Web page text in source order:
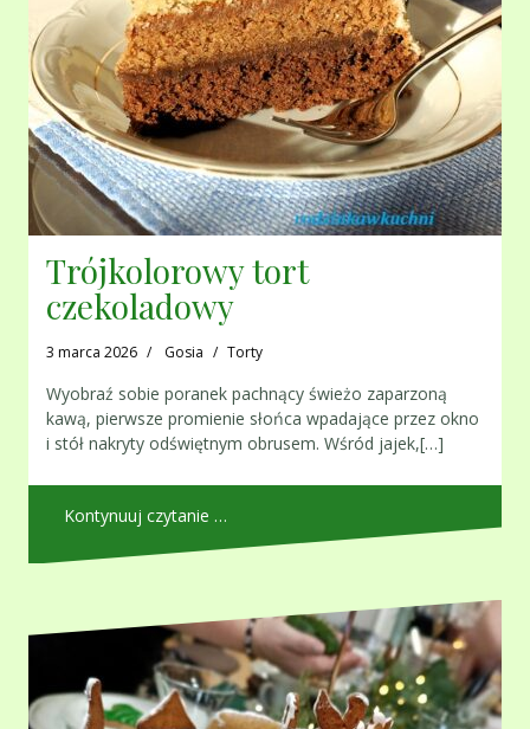
Trójkolorowy tort
czekoladowy
3 marca 2026 Gosia Torty
Wyobraź sobie poranek pachnący świeżo zaparzoną
kawą, pierwsze promienie słońca wpadające przez okno
i stół nakryty odświętnym obrusem. Wśród jajek,[…]
Kontynuuj czytanie …